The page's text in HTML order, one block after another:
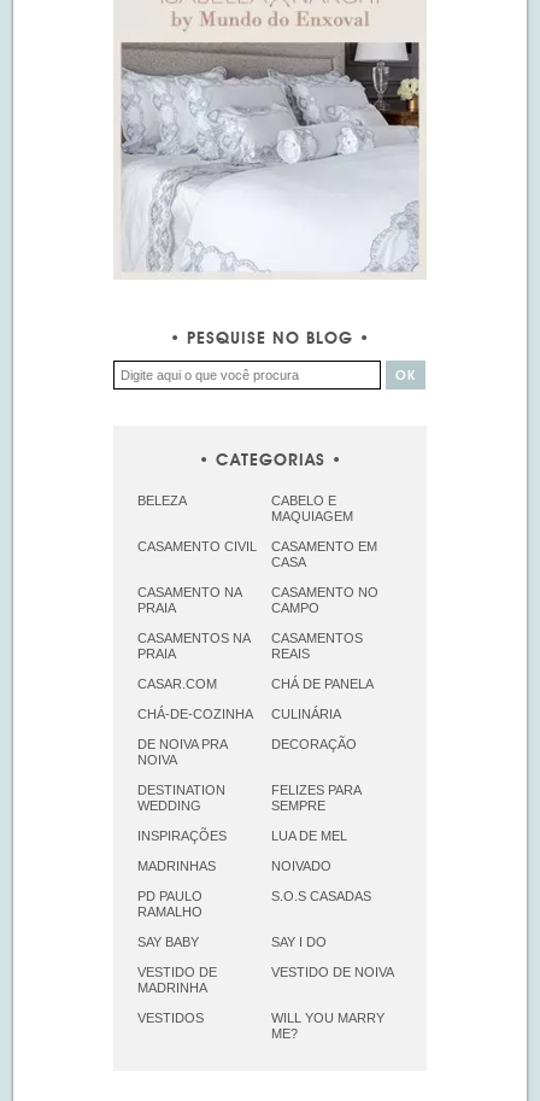
PESQUISE NO BLOG
CATEGORIAS
BELEZA
CABELO E
MAQUIAGEM
CASAMENTO CIVIL
CASAMENTO EM
CASA
CASAMENTO NA
PRAIA
CASAMENTO NO
CAMPO
CASAMENTOS NA
PRAIA
CASAMENTOS
REAIS
CASAR.COM CHÁ DE PANELA
CHÁ-DE-COZINHA CULINÁRIA
DE NOIVA PRA
NOIVA
DECORAÇÃO
DESTINATION
WEDDING
FELIZES PARA
SEMPRE
INSPIRAÇÕES LUA DE MEL
MADRINHAS NOIVADO
PD PAULO
RAMALHO
S.O.S CASADAS
SAY BABY SAY I DO
VESTIDO DE
MADRINHA
VESTIDO DE NOIVA
VESTIDOS
WILL YOU MARRY
ME?